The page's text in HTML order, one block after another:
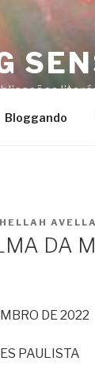
Bloggando
DA
DE 2022
PAULISTA